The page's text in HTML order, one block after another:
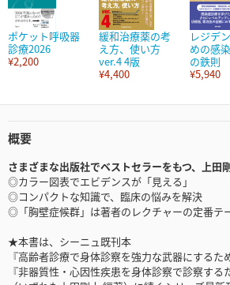
ポケット呼吸器
診療2026
¥2,200
緩和治療薬の考
え方、使い方
ver.4 4版
¥4,400
レジデ
めの感
の鉄則
¥5,940
概要
さまざまな出版社でベストセラーをもつ、上田
◎カラー図表でエビデンスが「見える」
◎コンパクトな知識で、臨床の悩みを解決
◎「胸壁症候群」は著者のレクチャーの定番テ
★本書は、シーニュ既刊本
『高齢者診療で身体診察を強力な武器にするた
『非器質性・心因性疾患を身体診察で診察する